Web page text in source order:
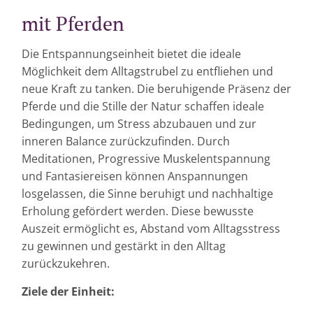
mit Pferden
Die Entspannungseinheit bietet die ideale
Möglichkeit dem Alltagstrubel zu entfliehen und
neue Kraft zu tanken. Die beruhigende Präsenz der
Pferde und die Stille der Natur schaffen ideale
Bedingungen, um Stress abzubauen und zur
inneren Balance zurückzufinden. Durch
Meditationen, Progressive Muskelentspannung
und Fantasiereisen können Anspannungen
losgelassen, die Sinne beruhigt und nachhaltige
Erholung gefördert werden. Diese bewusste
Auszeit ermöglicht es, Abstand vom Alltagsstress
zu gewinnen und gestärkt in den Alltag
zurückzukehren.
Ziele der Einheit: